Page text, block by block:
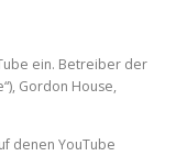
ein. Betreiber der
Gordon House,
denen YouTube